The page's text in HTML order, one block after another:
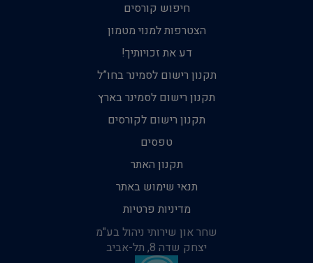
חיפוש קורסים
הצטרפות למנוי מטמון
דע את זכויותיך!
תקנון רישום לסמינר בחו”ל
תקנון רישום לסמינר בארץ
תקנון רישום לקורסים
טפסים
תקנון האתר
תנאי שימוש באתר
מדיניות פרטיות
שחר און שירותי ניהול בע"מ
יצחק שדה 8, תל-אביב